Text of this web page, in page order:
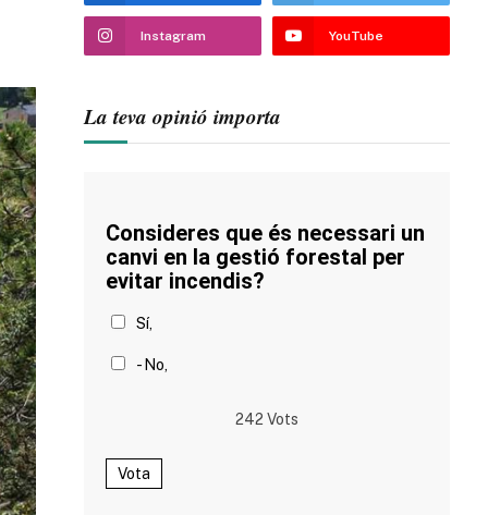
Instagram YouTube
La teva opinió importa
Consideres que és necessari un
canvi en la gestió forestal per
evitar incendis?
Sí,
- No,
242 Vots
Vota